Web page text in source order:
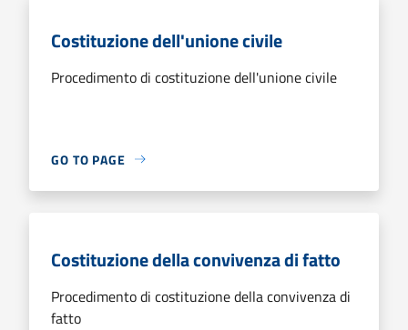
Costituzione dell'unione civile
Procedimento di costituzione dell'unione civile
GO TO PAGE
Costituzione della convivenza di fatto
Procedimento di costituzione della convivenza di
fatto